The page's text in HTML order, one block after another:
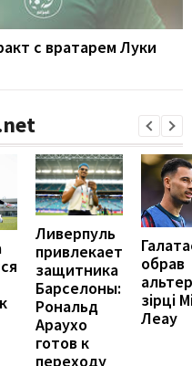
с вратарем Луки
Ливерпуль
привлекает
защитника
Барселоны:
Рональд
Араухо
готов к
переходу
обрав
зірці
Леау